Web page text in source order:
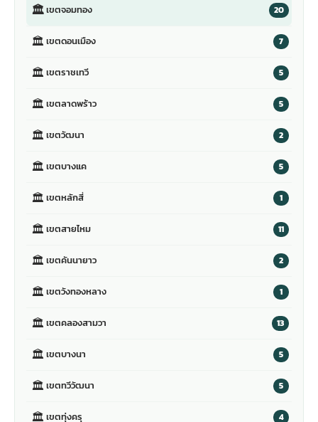
🏛เขตจอมทอง 20
🏛 เขตดอนเมือง 7
🏛 เขตราชเทวี 5
🏛 เขตลาดพร้าว 5
🏛 เขตวัฒนา 2
🏛 เขตบางแค 5
🏛 เขตหลักสี่ 1
🏛 เขตสายไหม 11
🏛 เขตคันนายาว 2
🏛 เขตวังทองหลาง 1
🏛 เขตคลองสามวา 13
🏛 เขตบางนา 5
🏛 เขตทวีวัฒนา 5
🏛 เขตทุ่งครุ 4